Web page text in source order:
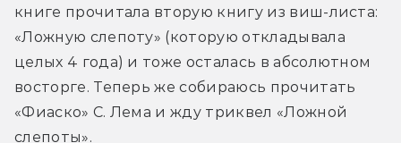
книге прочитала вторую книгу из виш-листа:
«Ложную слепоту» (которую откладывала
целых 4 года) и тоже осталась в абсолютном
восторге. Теперь же собираюсь прочитать
«Фиаско» С. Лема и жду триквел «Ложной
слепоты».